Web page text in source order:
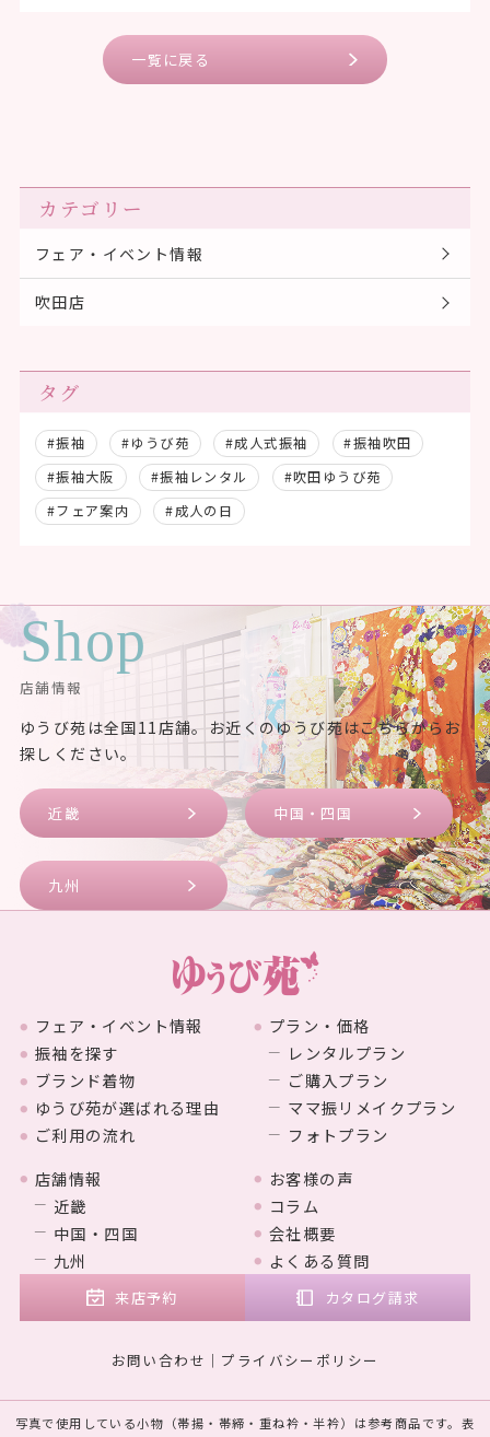
一覧に戻る
カテゴリー
フェア・イベント情報
吹田店
タグ
#振袖 #ゆうび苑 #成人式振袖
#振袖吹田
#振袖大阪
#振袖レンタル
#吹田ゆうび苑
#フェア案内
#成人の日
Shop
店舗情報
ゆうび苑は全国11店舗。お近くのゆうび苑はこちらからお
探しください。
近畿 中国・四国
九州
フェア・イベント情報
振袖を探す
ブランド着物
ゆうび苑が選ばれる理由
ご利用の流れ
プラン・価格
レンタルプラン
ご購入プラン
ママ振リメイクプラン
フォトプラン
店舗情報
近畿
中国・四国
九州
お客様の声
コラム
会社概要
よくある質問
来店予約 カタログ請求
お問い合わせ プライバシーポリシー
写真で使用している小物（帯揚・帯締・重ね衿・半衿）は参考商品です。表